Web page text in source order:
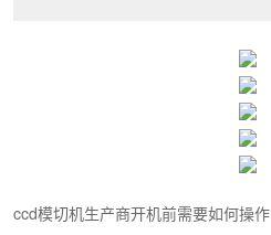
ccd模切机生产商开机前需要如何操作